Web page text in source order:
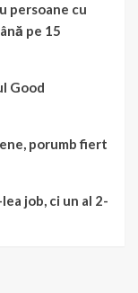
persoane cu
pe 15
Good
porumb fiert
job, ci un al 2-